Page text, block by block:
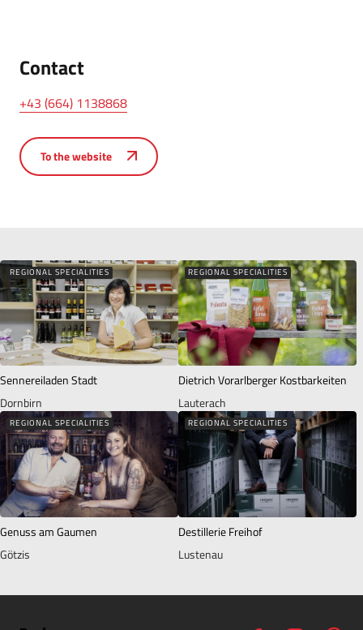
Contact
+43 (664) 1138868
To the website
REGIONAL SPECIALITIES
Sennereiladen Stadt
Dornbirn
REGIONAL SPECIALITIES
Dietrich Vorarlberger Kostbarkeiten
Lauterach
REGIONAL SPECIALITIES
Genuss am Gaumen
Götzis
REGIONAL SPECIALITIES
Destillerie Freihof
Lustenau